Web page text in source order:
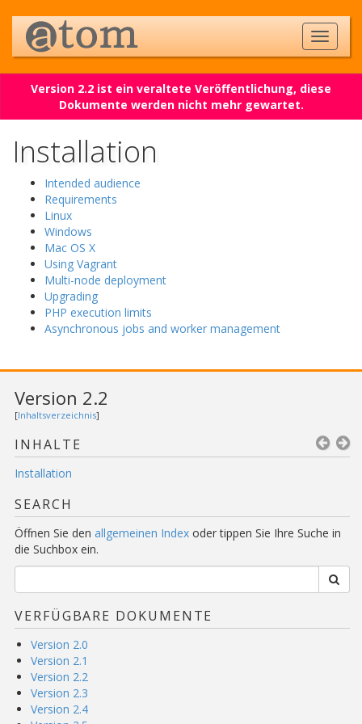
Version 2.2 ist ein veraltete Veröffentlichung, diese
Dokumente werden nicht mehr gewartet.
Installation
Intended audience
Requirements
Linux
Windows
Mac OS X
Using Vagrant
Multi-node deployment
Upgrading
PHP execution limits
Asynchronous jobs and worker management
Version 2.2
[Inhaltsverzeichnis]
INHALTE
Installation
SEARCH
Öffnen Sie den allgemeinen Index oder tippen Sie Ihre Suche in
die Suchbox ein.
VERFÜGBARE DOKUMENTE
Version 2.0
Version 2.1
Version 2.2
Version 2.3
Version 2.4